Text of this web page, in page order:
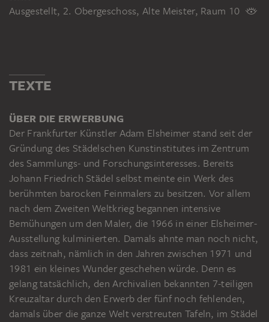
Ausgestellt, 2. Obergeschoss, Alte Meister, Raum 10
TEXTE
ÜBER DIE ERWERBUNG
Der Frankfurter Künstler Adam Elsheimer stand seit der
Gründung des Städelschen Kunstinstitutes im Zentrum
des Sammlungs- und Forschungsinteresses. Bereits
Johann Friedrich Städel selbst meinte ein Werk des
berühmten barocken Feinmalers zu besitzen. Vor allem
nach dem Zweiten Weltkrieg begannen intensive
Bemühungen um den Maler, die 1966 in einer Elsheimer-
Ausstellung kulminierten. Damals ahnte man noch nicht,
dass zeitnah, nämlich in den Jahren zwischen 1971 und
1981 ein kleines Wunder geschehen würde. Denn es
gelang tatsächlich, den Archivalien bekannten 7-teiligen
Kreuzaltar durch den Erwerb der fünf noch fehlenden,
damals über die ganze Welt verstreuten Tafeln, im Städel